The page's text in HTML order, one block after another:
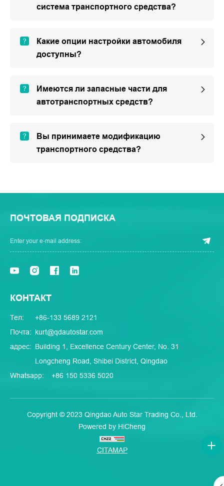
система транспортного средства?
Какие опции настройки автомобиля
доступны?
Имеются ли запасные части для
автотранспортных средств?
Вы принимаете модификацию
транспортного средства?
ПОЧТОВАЯ ПОДПИСКА
КОНТАКТ
Тел:
+86-133 5689 2121
Почта: kurt@qdautostar.com
адрес: Building 1, Excellence Century Center, No. 31
Longcheng Road, Shibei District, Qingdao
Whatsapp:
+86 150 5336 5020
Copyright © 2023 Qingdao Auto Star Trading Co., Ltd.
Powered by HiCheng
CITAMAP